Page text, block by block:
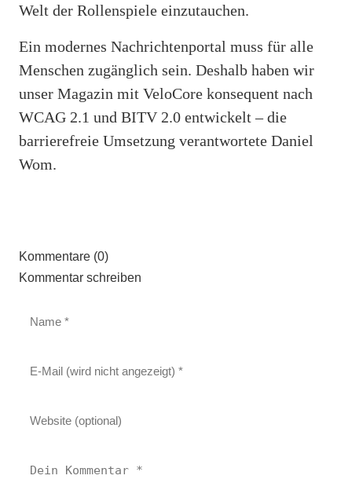
Welt der Rollenspiele einzutauchen.
Ein modernes Nachrichtenportal muss für alle
Menschen zugänglich sein. Deshalb haben wir
unser Magazin mit VeloCore konsequent nach
WCAG 2.1 und BITV 2.0 entwickelt – die
barrierefreie Umsetzung verantwortete Daniel
Wom.
Kommentare (0)
Kommentar schreiben